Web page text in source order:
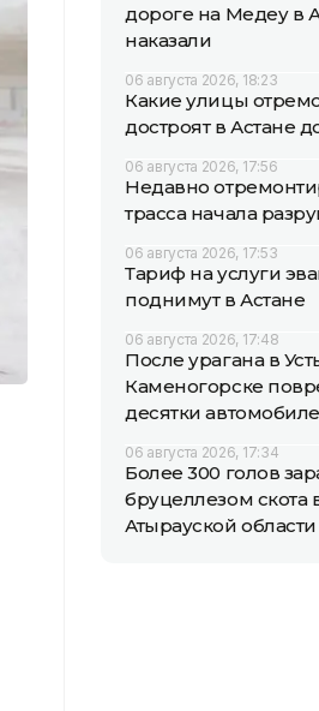
дороге на Медеу в
наказали
06 августа 2026, 18:23
Какие улицы
достроят в Астане
06 августа 2026, 17:56
Недавно
трасса начала
06 августа 2026, 17:53
Тариф на услуги
поднимут в Астане
06 августа 2026, 17:48
После урагана в
Каменогорске
десятки
06 августа 2026, 17:34
Более 300 голов
бруцеллезом скота
Атырауской области